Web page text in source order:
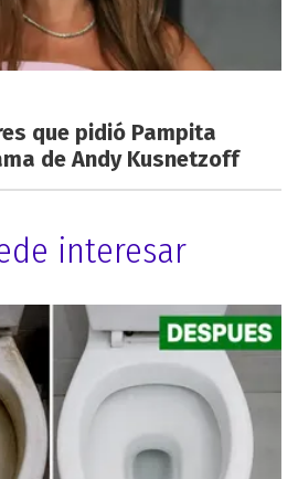
que pidió Pampita
de Andy Kusnetzoff
interesar